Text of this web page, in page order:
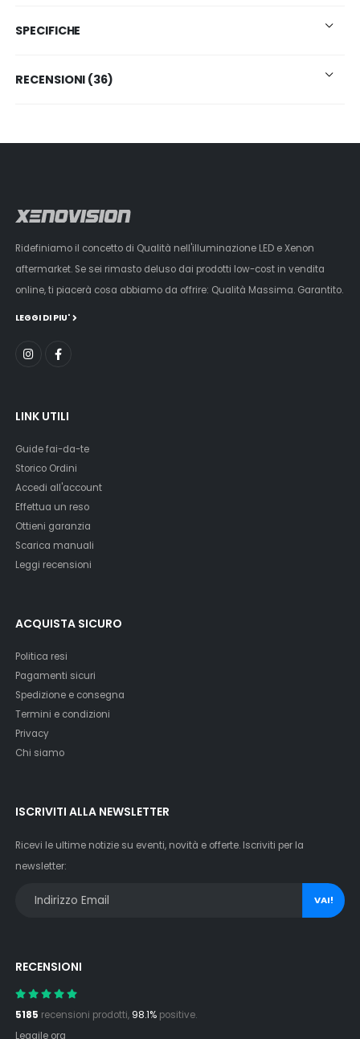
SPECIFICHE
RECENSIONI (36)
Ridefiniamo il concetto di Qualità nell'illuminazione LED e Xenon
aftermarket. Se sei rimasto deluso dai prodotti low-cost in vendita
online, ti piacerà cosa abbiamo da offrire: Qualità Massima. Garantito.
LEGGI DI PIU'
LINK UTILI
Guide fai-da-te
Storico Ordini
Accedi all'account
Effettua un reso
Ottieni garanzia
Scarica manuali
Leggi recensioni
ACQUISTA SICURO
Politica resi
Pagamenti sicuri
Spedizione e consegna
Termini e condizioni
Privacy
Chi siamo
ISCRIVITI ALLA NEWSLETTER
Ricevi le ultime notizie su eventi, novità e offerte. Iscriviti per la
newsletter:
VAI!
RECENSIONI
5185 recensioni prodotti, 98.1% positive.
Leggile ora